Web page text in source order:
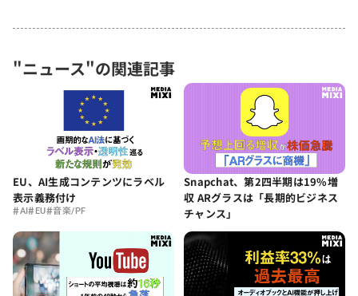
"ニュース"の関連記事
EU、AI生成コンテンツにラベル
表示義務付け
#AI#EU#音楽/PF
Snapchat、第2四半期は19%増
収 ARグラスは「長期的ビジネス
チャンス」